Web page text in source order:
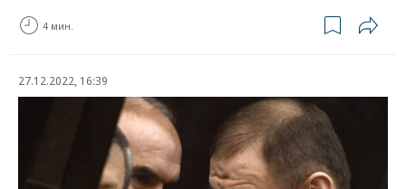
4 мин.
27.12.2022, 16:39